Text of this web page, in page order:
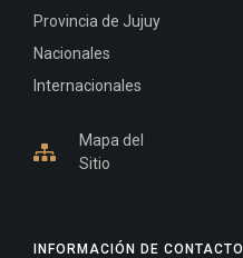
INFORMACIÓN DE CONTACTO
Provincia de Jujuy
Nacionales
Internacionales
Mapa del
Sitio